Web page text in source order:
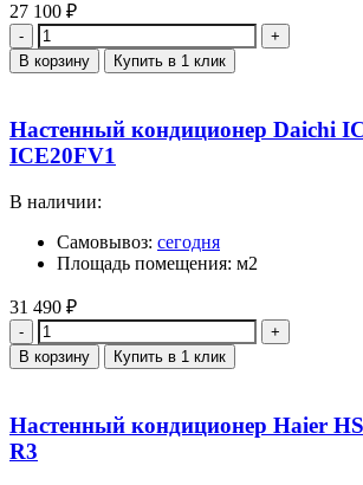
27 100 ₽
Количество
В корзину Купить в 1 клик
Настенный кондиционер Daichi
ICE20FV1
В наличии:
Самовывоз: сегодня
Площадь помещения: м2
31 490 ₽
Количество
В корзину Купить в 1 клик
Настенный кондиционер Haier
R3